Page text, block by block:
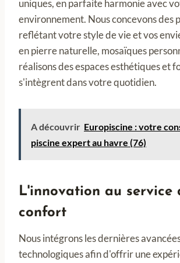
uniques, en parfaite harmonie avec
environnement. Nous concevons des
reflétant votre style de vie et vos
en pierre naturelle, mosaïques
réalisons des espaces esthétiques et
s'intègrent dans votre quotidien.
A découvrir Europiscine : votre
piscine expert au havre (76)
L'innovation au service
confort
Nous intégrons les dernières
technologiques afin d'offrir une